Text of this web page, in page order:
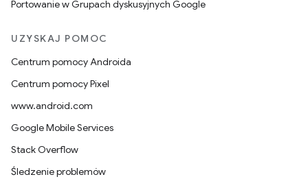
Portowanie w Grupach dyskusyjnych Google
UZYSKAJ POMOC
Centrum pomocy Androida
Centrum pomocy Pixel
www.android.com
Google Mobile Services
Stack Overflow
Śledzenie problemów